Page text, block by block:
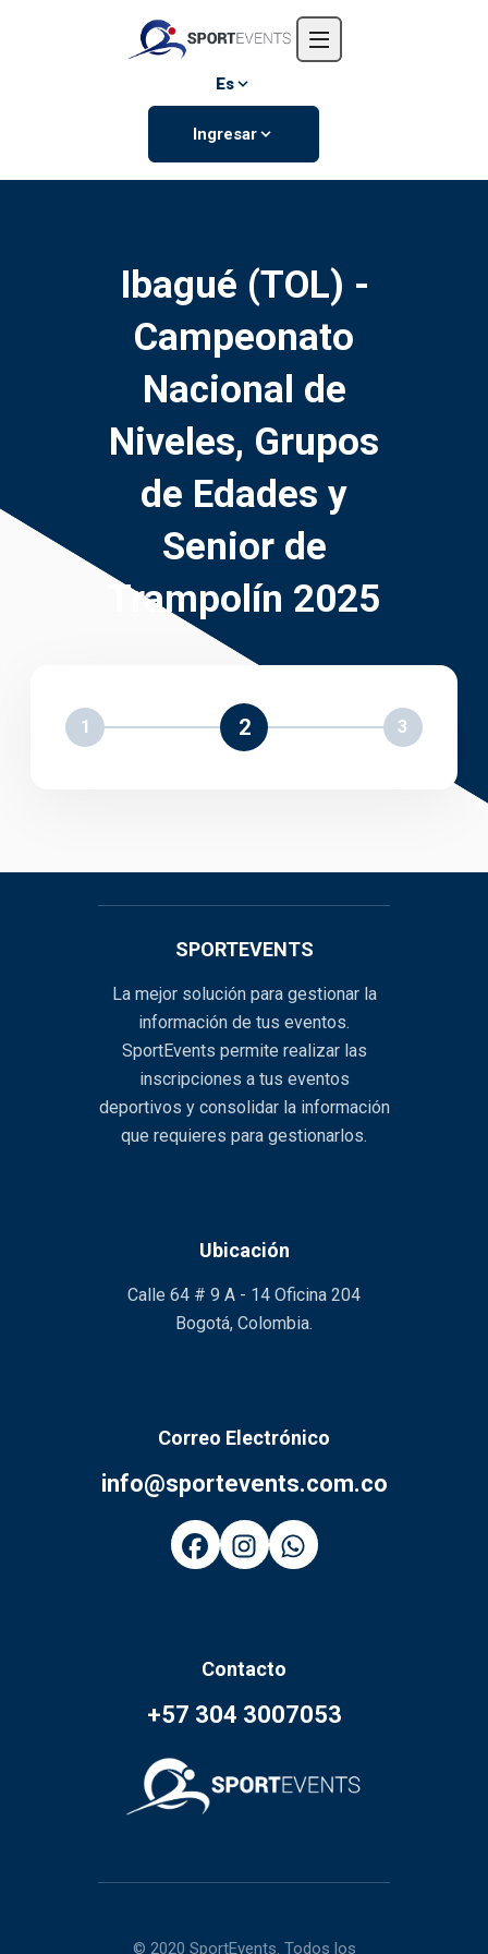
Eventos
Es
Ingresar
Ibagué (TOL) -
Campeonato
Nacional de
Niveles, Grupos
de Edades y
Senior de
Trampolín 2025
1 2 3
SPORTEVENTS
La mejor solución para gestionar la
información de tus eventos.
SportEvents permite realizar las
inscripciones a tus eventos
deportivos y consolidar la información
que requieres para gestionarlos.
Ubicación
Calle 64 # 9 A - 14 Oficina 204
Bogotá, Colombia.
Correo Electrónico
info@sportevents.com.co
Contacto
+57 304 3007053
© 2020 SportEvents. Todos los